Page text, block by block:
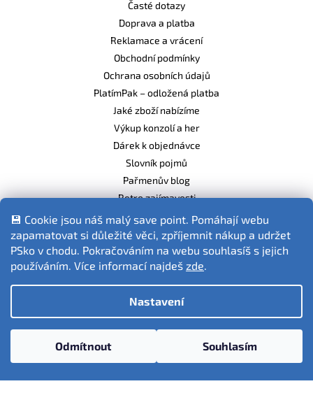
💾 Cookie jsou náš malý save point. Pomáhají webu
zapamatovat si důležité věci, zpříjemnit nákup a udržet
PSko v chodu. Pokračováním na webu souhlasíš s jejich
používáním. Více informací najdeš zde.
Nastavení
Odmítnout Souhlasím
Časté dotazy
Doprava a platba
Reklamace a vrácení
Obchodní podmínky
Ochrana osobních údajů
PlatímPak – odložená platba
Jaké zboží nabízíme
Výkup konzolí a her
Dárek k objednávce
Slovník pojmů
Pařmenův blog
Retro zajímavosti
Balíme ekologicky
Fotografie produktů jsou ilustrativní.
Copyright 2026PSko.cz. Všechna práva vyhrazena.